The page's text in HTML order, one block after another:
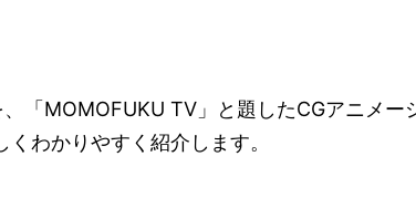
「MOMOFUKU TV」と題したCGアニメー
わかりやすく紹介します。